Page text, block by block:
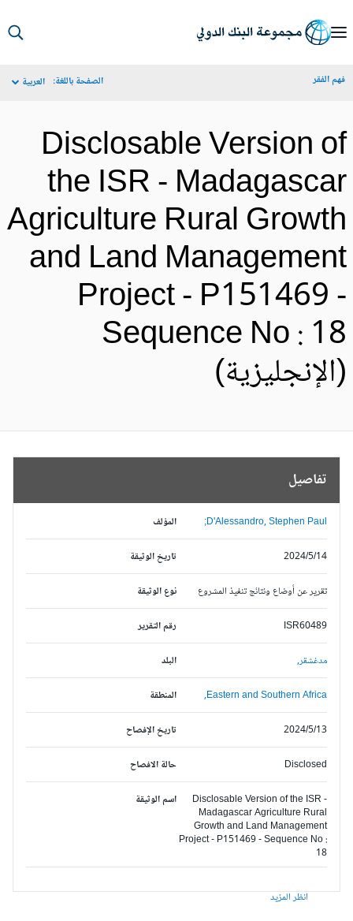
الفقر الصفحة باللغة: العربية
Disclosable Version
the ISR -
Agriculture Rural
and Land
Project - P151469
Sequence No :
تفاصيل
المؤلف D'Alessandro, Stephen Paul;
تاريخ الوثيقة 2024/5/14
نوع الوثيقة تقرير عن أوضاع ونتائج تنفيذ المشروع
رقم التقرير ISR60489
البلد مدغشقر,
المنطقة Eastern and Southern Africa,
تاريخ الإفصاح 2024/5/13
حالة الافصاح Disclosed
اسم الوثيقة
Disclosable Version of the ISR -
Madagascar Agriculture Rural
Growth and Land Management
Project - P151469 - Sequence No :
انظر المزيد